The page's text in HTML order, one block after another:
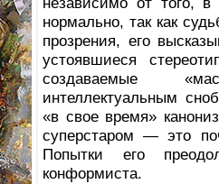
нормально, так как
прозрения, его
устоявшиеся
создаваемые
интеллектуальным
«в свое время»
суперстаром — это
Попытки его
конформиста.